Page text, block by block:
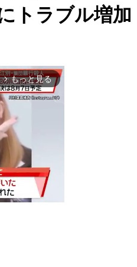
トラブル増加
arrow_forward_ios もっと見る